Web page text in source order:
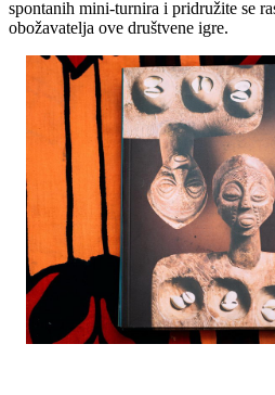
spontanih mini-turnira i pridružite se
obožavatelja ove društvene igre.